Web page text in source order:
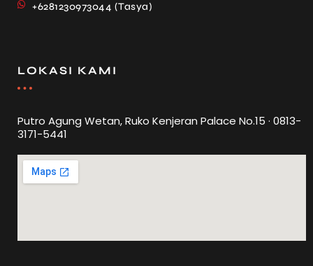
+6281230973044 (Tasya)
LOKASI KAMI
Putro Agung Wetan, Ruko Kenjeran Palace No.15 · 0813-
3171-5441